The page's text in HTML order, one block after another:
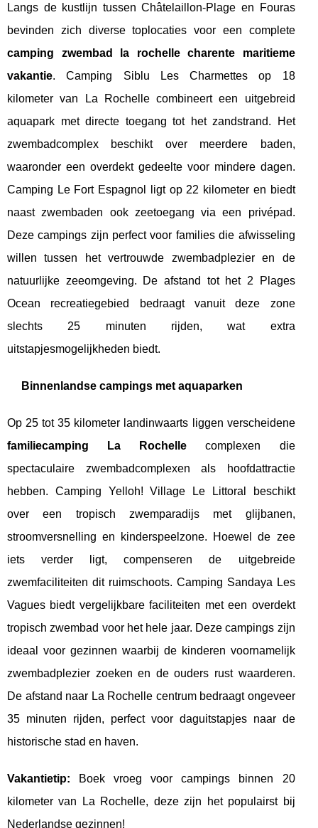
Langs de kustlijn tussen Châtelaillon-Plage en Fouras
bevinden zich diverse toplocaties voor een complete
camping zwembad la rochelle charente maritieme
vakantie. Camping Siblu Les Charmettes op 18
kilometer van La Rochelle combineert een uitgebreid
aquapark met directe toegang tot het zandstrand. Het
zwembadcomplex beschikt over meerdere baden,
waaronder een overdekt gedeelte voor mindere dagen.
Camping Le Fort Espagnol ligt op 22 kilometer en biedt
naast zwembaden ook zeetoegang via een privépad.
Deze campings zijn perfect voor families die afwisseling
willen tussen het vertrouwde zwembadplezier en de
natuurlijke zeeomgeving. De afstand tot het 2 Plages
Ocean recreatiegebied bedraagt vanuit deze zone
slechts 25 minuten rijden, wat extra
uitstapjesmogelijkheden biedt.
Binnenlandse campings met aquaparken
Op 25 tot 35 kilometer landinwaarts liggen verscheidene
familiecamping La Rochelle complexen die
spectaculaire zwembadcomplexen als hoofdattractie
hebben. Camping Yelloh! Village Le Littoral beschikt
over een tropisch zwemparadijs met glijbanen,
stroomversnelling en kinderspeelzone. Hoewel de zee
iets verder ligt, compenseren de uitgebreide
zwemfaciliteiten dit ruimschoots. Camping Sandaya Les
Vagues biedt vergelijkbare faciliteiten met een overdekt
tropisch zwembad voor het hele jaar. Deze campings zijn
ideaal voor gezinnen waarbij de kinderen voornamelijk
zwembadplezier zoeken en de ouders rust waarderen.
De afstand naar La Rochelle centrum bedraagt ongeveer
35 minuten rijden, perfect voor daguitstapjes naar de
historische stad en haven.
Vakantietip: Boek vroeg voor campings binnen 20
kilometer van La Rochelle, deze zijn het populairst bij
Nederlandse gezinnen!